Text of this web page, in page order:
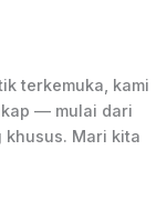
terkemuka, kami
— mulai dari
Mari kita